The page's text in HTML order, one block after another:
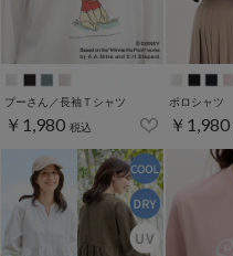
プーさん／長袖Ｔシャツ
￥1,980 税込
ポロシャツ
￥1,980